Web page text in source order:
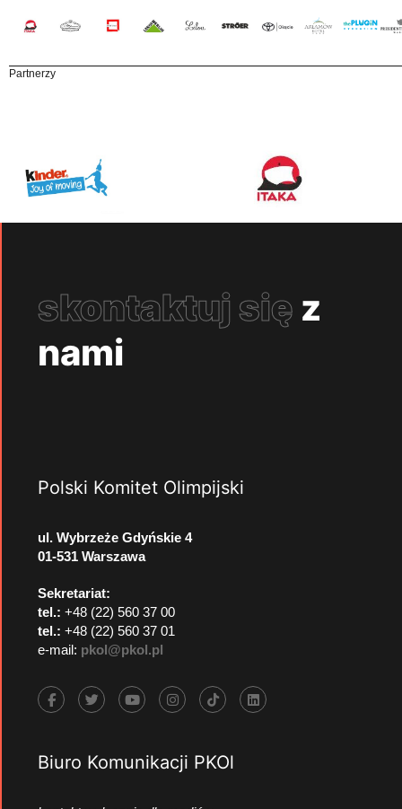
Partnerzy
skontaktuj się z
nami
Polski Komitet Olimpijski
ul. Wybrzeże Gdyńskie 4
01-531 Warszawa
Sekretariat:
tel.: +48 (22) 560 37 00
tel.: +48 (22) 560 37 01
e-mail: pkol@pkol.pl
Biuro Komunikacji PKOl